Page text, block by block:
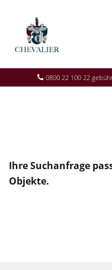
0800 22 100 22
Ihre Suchanfrage
Objekte.